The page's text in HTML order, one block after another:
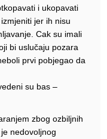
i ukopavati
jer ih nisu
Cak su imali
bi uslučaju pozara
prvi pobjegao da
su bas –
zbog ozbiljnih
nedovoljnog